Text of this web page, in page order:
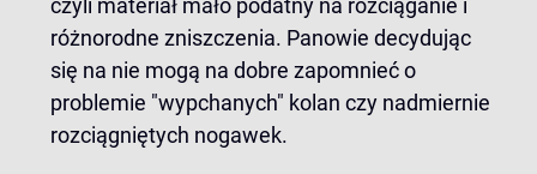
czyli materiał mało podatny na rozciąganie i
różnorodne zniszczenia. Panowie decydując
się na nie mogą na dobre zapomnieć o
problemie "wypchanych" kolan czy nadmiernie
rozciągniętych nogawek.